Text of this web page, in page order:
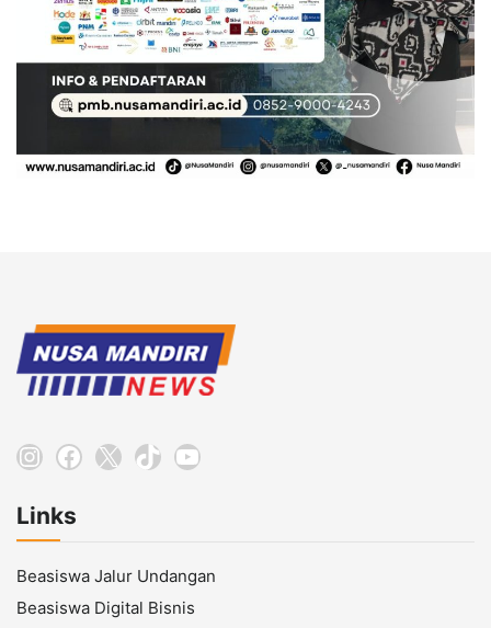
Instagram
Facebook
X TikTokYouTube
Links
Beasiswa Jalur Undangan
Beasiswa Digital Bisnis